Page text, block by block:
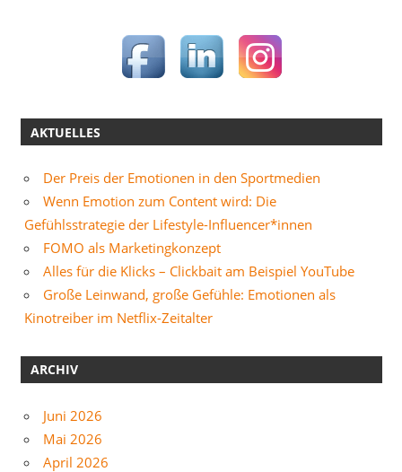
AKTUELLES
Der Preis der Emotionen in den Sportmedien
Wenn Emotion zum Content wird: Die
Gefühlsstrategie der Lifestyle-Influencer*innen
FOMO als Marketingkonzept
Alles für die Klicks – Clickbait am Beispiel YouTube
Große Leinwand, große Gefühle: Emotionen als
Kinotreiber im Netflix-Zeitalter
ARCHIV
Juni 2026
Mai 2026
April 2026